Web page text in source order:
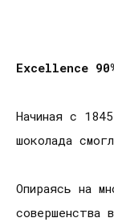
Excellence
Начиная с
шоколада
Опираясь на
совершенства